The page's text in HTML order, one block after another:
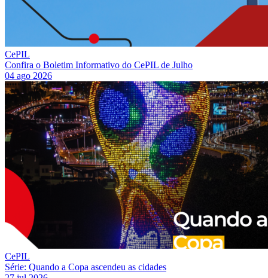
CePIL
Confira o Boletim Informativo do CePIL de Julho
04 ago 2026
CePIL
Série: Quando a Copa ascendeu as cidades